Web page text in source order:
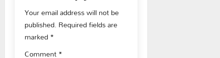
v
i
Your email address will not be
published. Required fields are
marked*
Comment*